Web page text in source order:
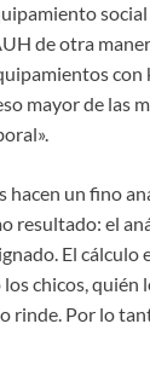
de otra
con
mayor de las
un fino
resultado: el
El cálculo
chicos, quién
rinde. Por lo